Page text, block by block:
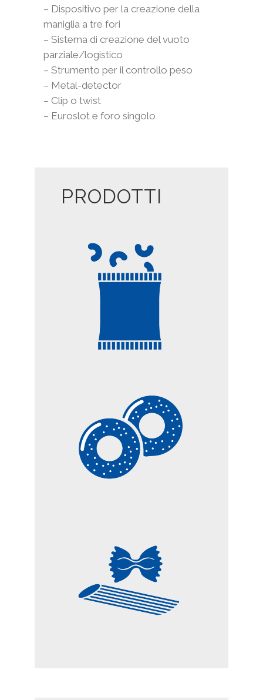
– Dispositivo per la creazione della
maniglia a tre fori
– Sistema di creazione del vuoto
parziale/logistico
– Strumento per il controllo peso
– Metal-detector
– Clip o twist
– Euroslot e foro singolo
PRODOTTI
PATATINE E SNACK
BISCOTTI E PRODOTTI
DA FORNO
PASTA